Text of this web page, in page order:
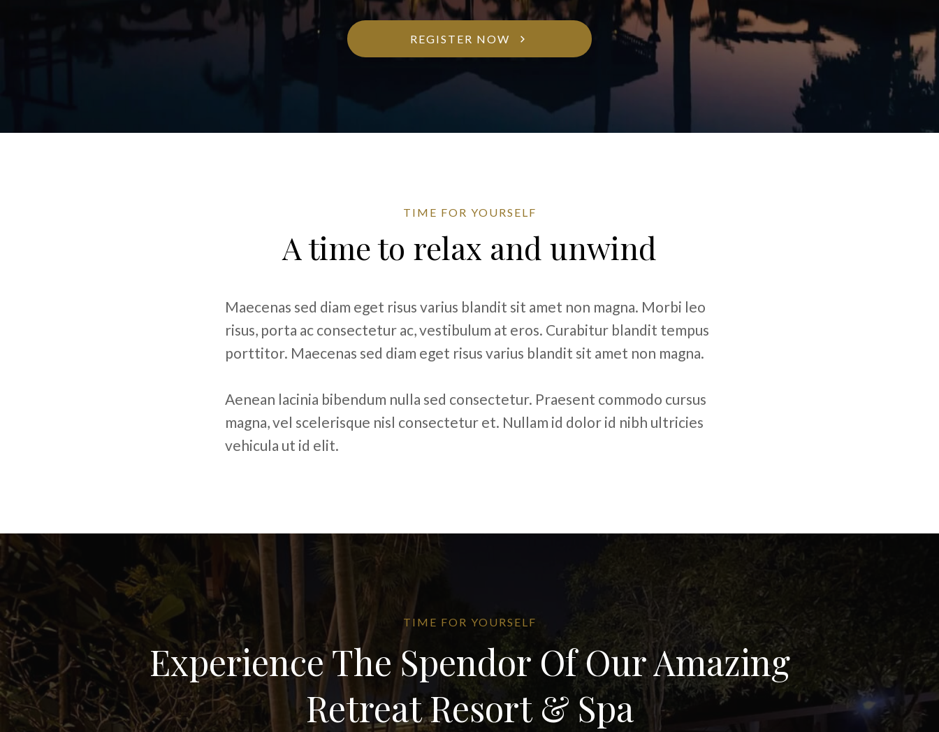
REGISTER NOW
TIME FOR YOURSELF
A time to relax and unwind
Maecenas sed diam eget risus varius blandit sit amet non magna. Morbi leo
risus, porta ac consectetur ac, vestibulum at eros. Curabitur blandit tempus
porttitor. Maecenas sed diam eget risus varius blandit sit amet non magna.
Aenean lacinia bibendum nulla sed consectetur. Praesent commodo cursus
magna, vel scelerisque nisl consectetur et. Nullam id dolor id nibh ultricies
vehicula ut id elit.
TIME FOR YOURSELF
Experience The Spendor Of Our Amazing
Retreat Resort & Spa